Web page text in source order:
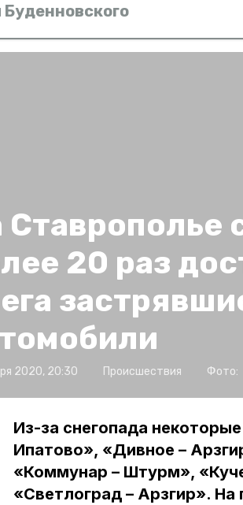
Буденновского
Ставрополье
20 раз
2020, 20:30 Происшествия Фото:
Из-за снегопада
Ипатово», «Дивное –
«Коммунар – Штурм»,
«Светлоград – Арзгир».